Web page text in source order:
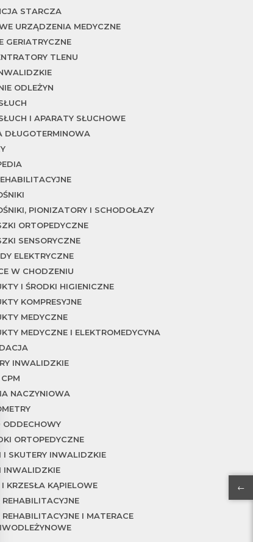
STARCZA
URZĄDZENIA MEDYCZNE
GERIATRYCZNE
TLENU
ODLEŻYN
I APARATY SŁUCHOWE
DŁUGOTERMINOWA
PIONIZATORY I SCHODOŁAZY
ORTOPEDYCZNE
SENSORYCZNE
ELEKTRYCZNE
W CHODZENIU
I ŚRODKI HIGIENICZNE
KOMPRESYJNE
MEDYCZNE
MEDYCZNE I ELEKTROMEDYCYNA
INWALIDZKIE
NACZYNIOWA
ODDECHOWY
ORTOPEDYCZNE
I SKUTERY INWALIDZKIE
INWALIDZKIE
I KRZESŁA KĄPIELOWE
REHABILITACYJNE
REHABILITACYJNE I MATERACE
→